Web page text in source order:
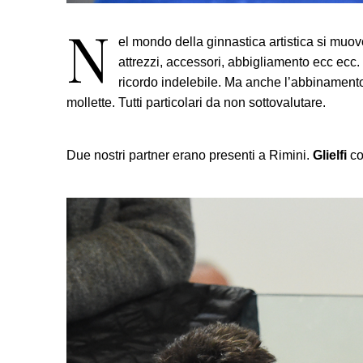
N
el mondo della ginnastica artistica si
attrezzi, accessori, abbigliamento ecc
ricordo indelebile. Ma anche
mollette. Tutti particolari da non sottovalutare.
Due nostri partner erano presenti a Rimini. Glielfi